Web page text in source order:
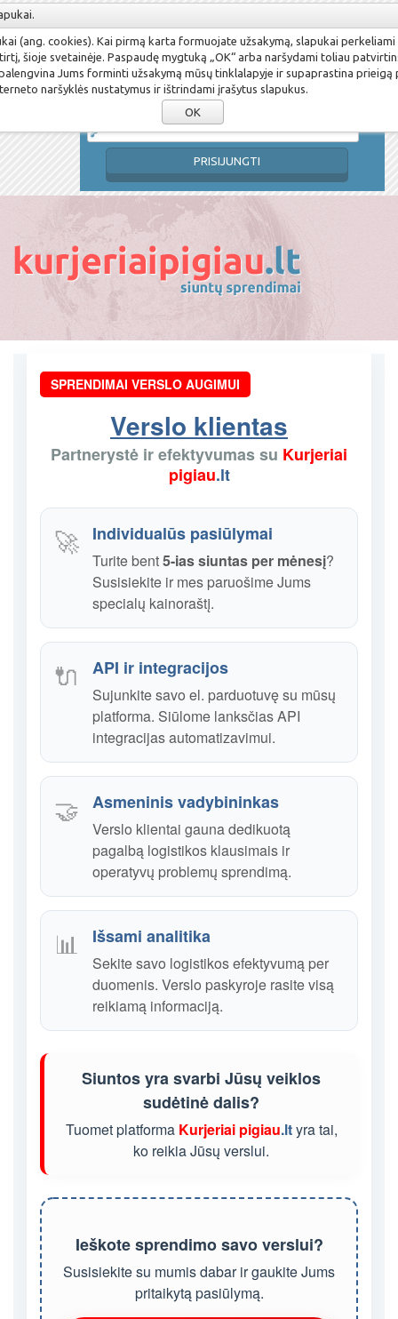
Prisijungimo vardas
PRISIJUNGTI
SPRENDIMAI VERSLO AUGIMUI
Verslo klientas
Partnerystė ir efektyvumas su Kurjeriai
pigiau.lt
🚀 Individualūs pasiūlymai
Turite bent5-ias siuntas per mėnesį?
Susisiekite ir mes paruošime Jums
specialų kainoraštį.
🔌 API ir integracijos
Sujunkite savo el. parduotuvę su mūsų
platforma. Siūlome lanksčias API
integracijas automatizavimui.
🤝 Asmeninis vadybininkas
Verslo klientai gauna dedikuotą
pagalbą logistikos klausimais ir
operatyvų problemų sprendimą.
📊 Išsami analitika
Sekite savo logistikos efektyvumą per
duomenis. Verslo paskyroje rasite visą
reikiamą informaciją.
Siuntos yra svarbi Jūsų veiklos
sudėtinė dalis?
Tuomet platforma Kurjeriai pigiau.ltyra tai,
ko reikia Jūsų verslui.
Ieškote sprendimo savo verslui?
Susisiekite su mumis dabar ir gaukite Jums
pritaikytą pasiūlymą.
(ang. cookies). Kai pirmą karta formuojate užsakymą, slapukai
šioje svetainėje. Paspaudę mygtuką „OK“ arba naršydami toliau
Jums forminti užsakymą mūsų tinklalapyje ir supaprastina
naršyklės nustatymus ir ištrindami įrašytus slapukus.
OK